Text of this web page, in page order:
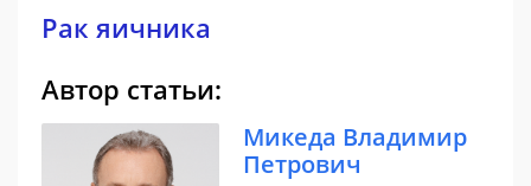
Рак яичника
Автор статьи:
Микеда Владимир
Петрович